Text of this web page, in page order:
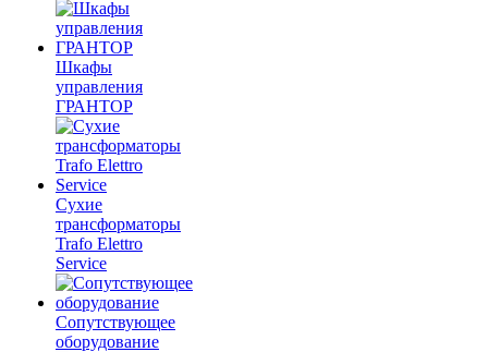
Шкафы
управления
ГРАНТОР
Сухие
трансформаторы
Trafo Elettro
Service
Сопутствующее
оборудование